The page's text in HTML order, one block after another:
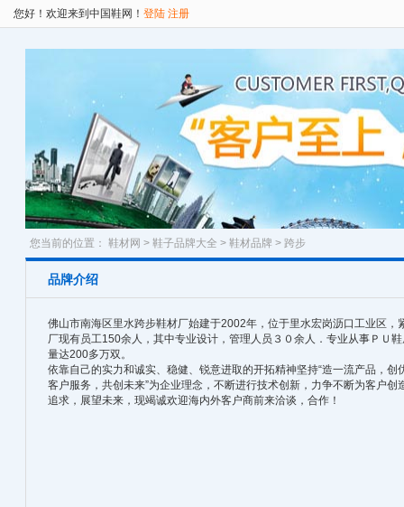
您好！欢迎来到中国鞋网！ 登陆 注册
您当前的位置： 鞋材网 > 鞋子品牌大全 > 鞋材品牌 > 跨步
品牌介绍
佛山市南海区里水跨步鞋材厂始建于2002年，位于里水宏岗沥口工业区
厂现有员工150余人，其中专业设计，管理人员３０余人．专业从事ＰＵ
量达200多万双。
依靠自己的实力和诚实、稳健、锐意进取的开拓精神坚持“造一流产品，创
客户服务，共创未来”为企业理念，不断进行技术创新，力争不断为客户创
追求，展望未来，现竭诚欢迎海内外客户商前来洽谈，合作！